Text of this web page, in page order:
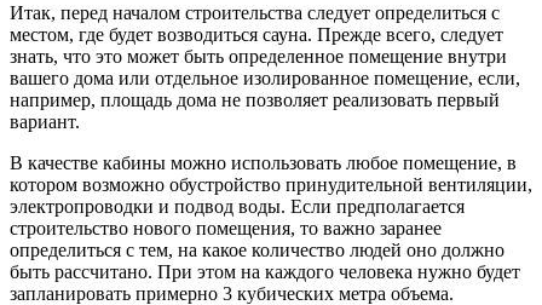
Итак, перед началом строительства следует определиться с
местом, где будет возводиться сауна. Прежде всего, следует
знать, что это может быть определенное помещение внутри
вашего дома или отдельное изолированное помещение, если,
например, площадь дома не позволяет реализовать первый
вариант.
В качестве кабины можно использовать любое помещение, в
котором возможно обустройство принудительной вентиляции,
электропроводки и подвод воды. Если предполагается
строительство нового помещения, то важно заранее
определиться с тем, на какое количество людей оно должно
быть рассчитано. При этом на каждого человека нужно будет
запланировать примерно 3 кубических метра объема.